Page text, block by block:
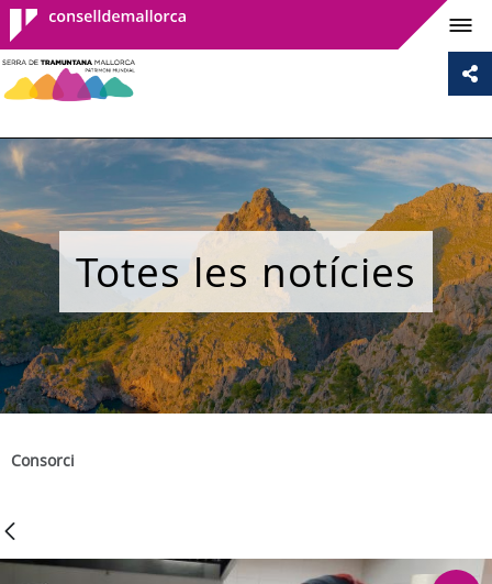
Consell de
Mallorca
Totes les notícies
Consorci